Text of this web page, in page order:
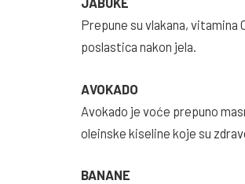
Prepune su vlakana, vitamina
poslastica nakon jela.
AVOKADO
Avokado je voće prepuno
oleinske kiseline koje su
BANANE